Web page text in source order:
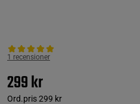
1 recensioner
299 kr
Ord.pris299 kr